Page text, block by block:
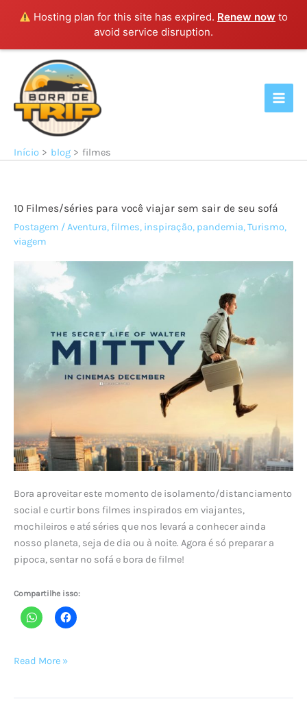
Hosting plan for this site has expired. Renew now to
avoid service disruption.
conteúdo
Início blog filmes
10 Filmes/séries para você viajar sem sair de seu sofá
Postagem /Aventura,filmes, inspiração, pandemia,Turismo,
viagem
Bora aproveitar este momento de isolamento/distanciamento
social e curtir bons filmes inspirados em viajantes,
mochileiros e até séries que nos levará a conhecer ainda
nosso planeta, seja de dia ou à noite. Agora é só preparar a
pipoca, sentar no sofá e bora de filme!
Compartilhe isso:
10
Read More »